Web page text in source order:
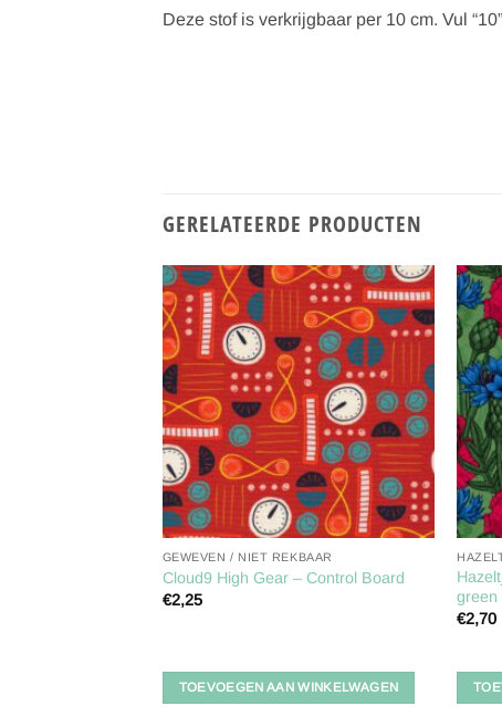
Deze stof is verkrijgbaar per 10 cm. Vul
GERELATEERDE PRODUCTEN
Toevoegen
aan
verlanglijst
GEWEVEN / NIET REKBAAR
Cloud9 High Gear – Control Board
€2,25
TOEVOEGEN AAN WINKELWAGEN
green
€2,70